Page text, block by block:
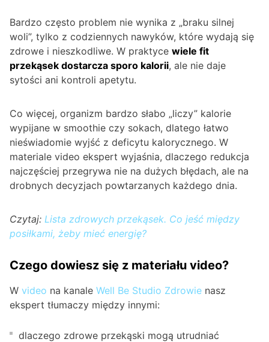
Bardzo często problem nie wynika z „braku silnej
woli”, tylko z codziennych nawyków, które wydają się
zdrowe i nieszkodliwe. W praktyce wiele fit
przekąsek dostarcza sporo kalorii, ale nie daje
sytości ani kontroli apetytu.
Co więcej, organizm bardzo słabo „liczy” kalorie
wypijane w smoothie czy sokach, dlatego łatwo
nieświadomie wyjść z deficytu kalorycznego. W
materiale video ekspert wyjaśnia, dlaczego redukcja
najczęściej przegrywa nie na dużych błędach, ale na
drobnych decyzjach powtarzanych każdego dnia.
Czytaj: Lista zdrowych przekąsek. Co jeść między
posiłkami, żeby mieć energię?
Czego dowiesz się z materiału video?
W video na kanale Well Be Studio Zdrowie nasz
ekspert tłumaczy między innymi:
dlaczego zdrowe przekąski mogą utrudniać